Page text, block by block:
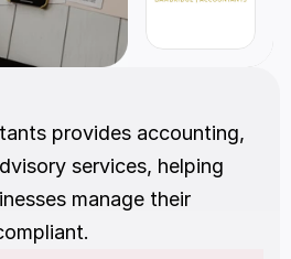
provides accounting,
services, helping
manage their